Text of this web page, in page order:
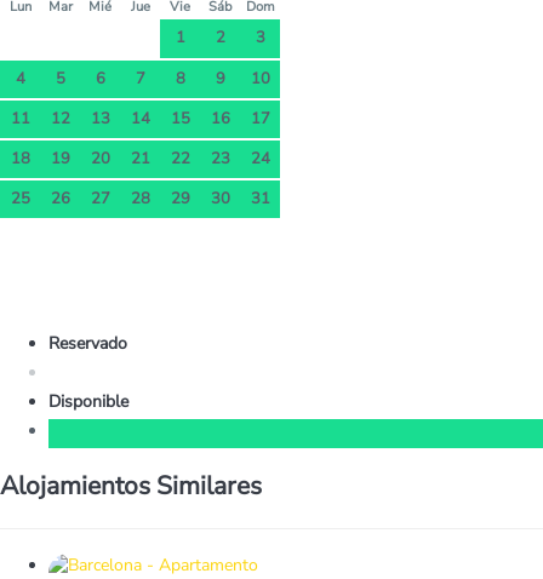
Lun Mar Mié Jue Vie Sáb Dom
1 2
3
4
5 6 7 8 9
10
11
12 13 14 15 16
17
18
19 20 21 22 23
24
25
26 27 28 29 30 31
Reservado
Disponible
Alojamientos Similares